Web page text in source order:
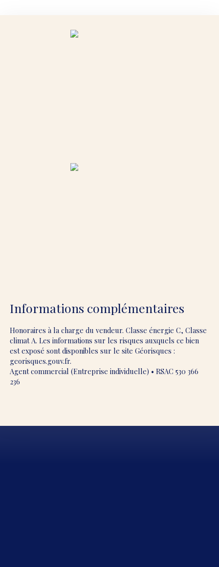
Informations complémentaires
Honoraires à la charge du vendeur. Classe énergie C, Classe
climat A. Les informations sur les risques auxquels ce bien
est exposé sont disponibles sur le site Géorisques :
georisques.gouv.fr.
Agent commercial (Entreprise individuelle) • RSAC 530 366
236